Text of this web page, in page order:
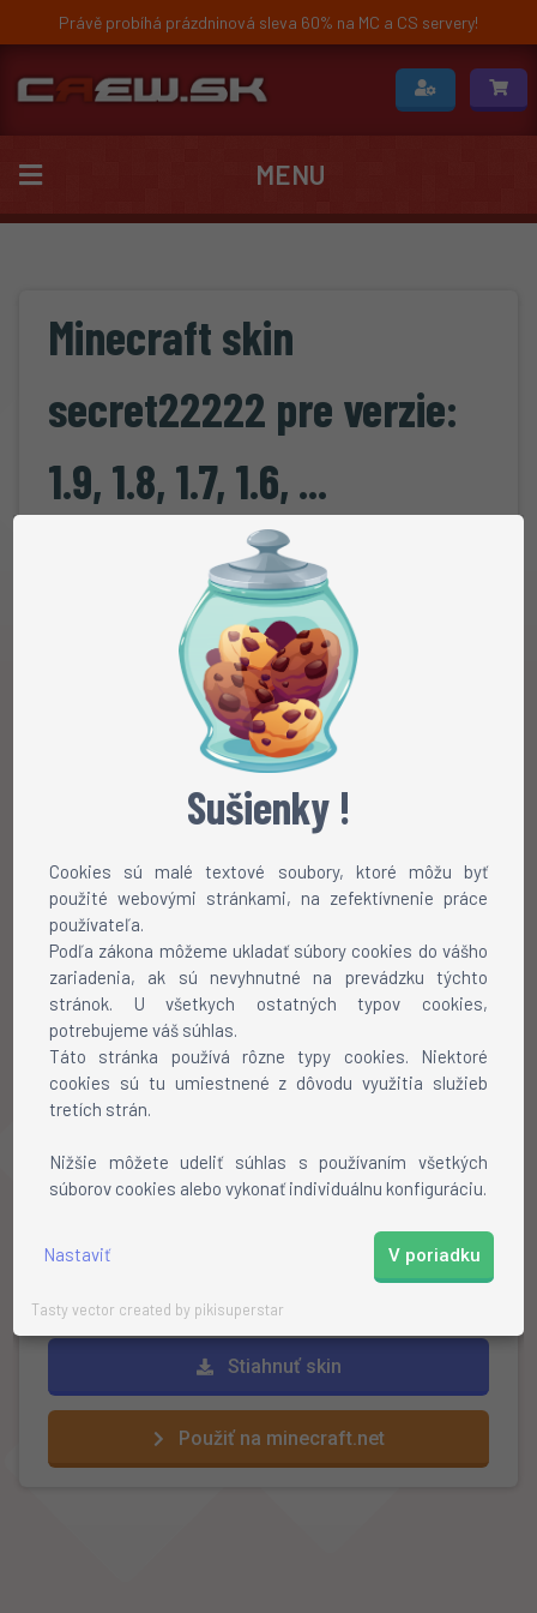
Sušienky !
Cookies sú malé textové soubory, ktoré môžu byť
použité webovými stránkami, na zefektívnenie práce
používateľa.
Podľa zákona môžeme ukladať súbory cookies do vášho
zariadenia, ak sú nevyhnutné na prevádzku týchto
stránok. U všetkych ostatných typov cookies,
potrebujeme váš súhlas.
Táto stránka používá rôzne typy cookies. Niektoré
cookies sú tu umiestnené z dôvodu využitia služieb
tretích strán.
Nižšie môžete udeliť súhlas s používaním všetkých
súborov cookies alebo vykonať individuálnu konfiguráciu.
Nastaviť V poriadku
Tasty vector created by pikisuperstar
Právě probíhá prázdninová sleva 60% na MC a CS servery!
MENU
Minecraft skin
secret22222 pre verzie:
1.9, 1.8, 1.7, 1.6, ...
Chôdza Beh Rotácia Pauznúť
Ako nainštalovať skin?
Stiahnite si skin
Kliknite na
a vyberte stiahnutý skin
Stiahnuť skin
Použiť na minecraft.net